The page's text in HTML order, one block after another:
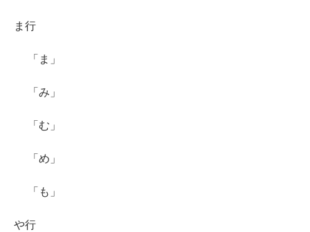
ま行
「ま」
「み」
「む」
「め」
「も」
や行